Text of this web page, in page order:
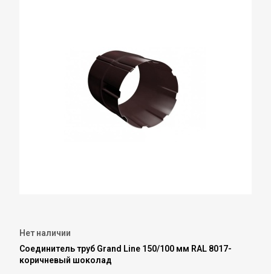
Нет наличии
Соединитель труб Grand Line 150/100 мм RAL 8017-
коричневый шоколад